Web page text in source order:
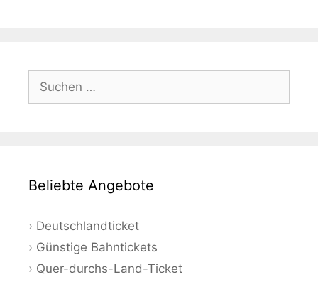
Suchen
nach:
Beliebte Angebote
Deutschlandticket
Günstige Bahntickets
Quer-durchs-Land-Ticket